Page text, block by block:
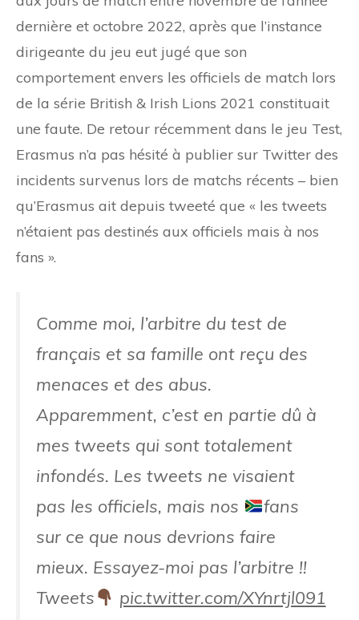
dernière et octobre 2022, après que l’instance
dirigeante du jeu eut jugé que son
comportement envers les officiels de match lors
de la série British & Irish Lions 2021 constituait
une faute. De retour récemment dans le jeu Test,
Erasmus n’a pas hésité à publier sur Twitter des
incidents survenus lors de matchs récents – bien
qu’Erasmus ait depuis tweeté que « les tweets
n’étaient pas destinés aux officiels mais à nos
fans ».
Comme moi, l’arbitre du test de
français et sa famille ont reçu des
menaces et des abus.
Apparemment, c’est en partie dû à
mes tweets qui sont totalement
infondés. Les tweets ne visaient
pas les officiels, mais nos
fans
sur ce que nous devrions faire
mieux. Essayez-moi pas l’arbitre !!
Tweets
pic.twitter.com/XYnrtjl091